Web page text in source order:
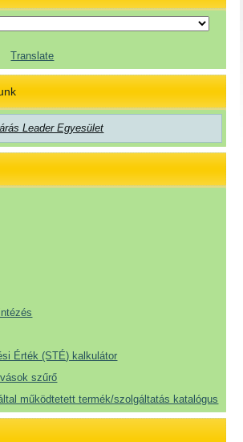
Translate
Leader Egyesület
Érték (STÉ) kalkulátor
szűrő
működtetett termék/szolgáltatás katalógus